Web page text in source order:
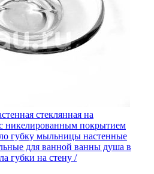
стеклянная на
никелированным покрытием
губку мыльницы настенные
для ванной ванны душа в
губки на стену /